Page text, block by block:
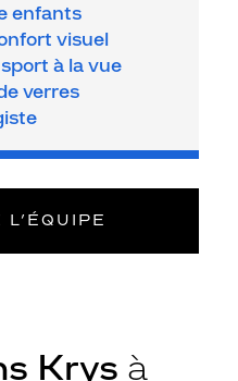
enfants
visuel
à la vue
verres
L’ÉQUIPE
Krys à